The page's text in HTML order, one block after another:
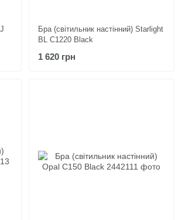
Бра (світильник настінний) Starlight
BL C1220 Black
1 620 грн